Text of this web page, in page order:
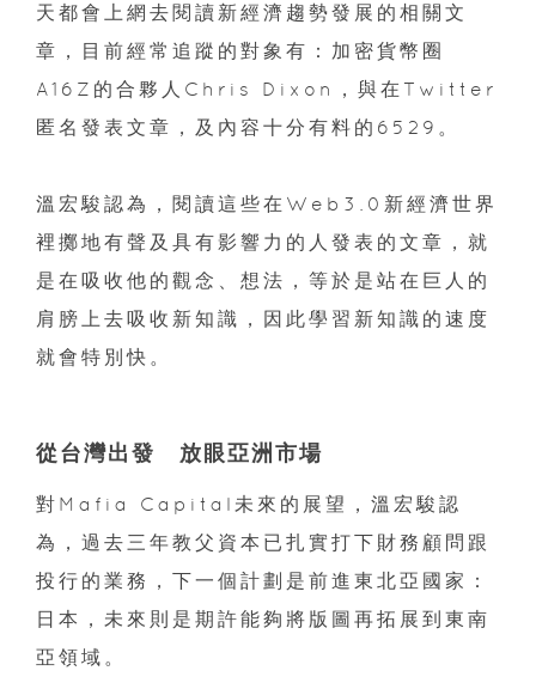
天都會上網去閱讀新經濟趨勢發展的相關文
章，目前經常追蹤的對象有：加密貨幣圈
A16Z的合夥人Chris Dixon，與在Twitter
匿名發表文章，及內容十分有料的6529。
溫宏駿認為，閱讀這些在Web3.0新經濟世界
裡擲地有聲及具有影響力的人發表的文章，就
是在吸收他的觀念、想法，等於是站在巨人的
肩膀上去吸收新知識，因此學習新知識的速度
就會特別快。
從台灣出發 放眼亞洲市場
對Mafia Capital未來的展望，溫宏駿認
為，過去三年教父資本已扎實打下財務顧問跟
投行的業務，下一個計劃是前進東北亞國家：
日本，未來則是期許能夠將版圖再拓展到東南
亞領域。